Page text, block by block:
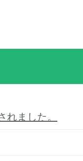
ました。